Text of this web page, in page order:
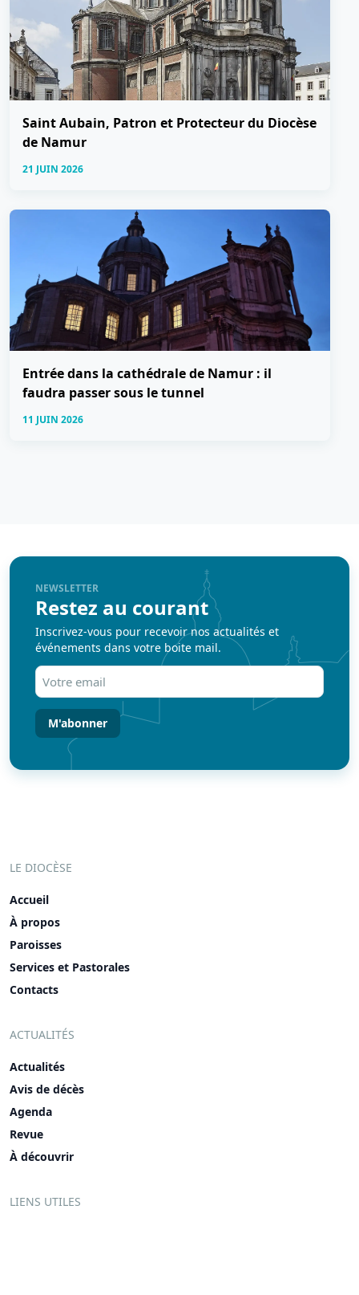
Saint Aubain, Patron et Protecteur du Diocèse
de Namur
21 JUIN 2026
Entrée dans la cathédrale de Namur : il
faudra passer sous le tunnel
11 JUIN 2026
NEWSLETTER
Restez au courant
Inscrivez-vous pour recevoir nos actualités et
événements dans votre boite mail.
Votre
email
(Nécessaire)
LE DIOCÈSE
Accueil
À propos
Paroisses
Services et Pastorales
Contacts
ACTUALITÉS
Actualités
Avis de décès
Agenda
Revue
À découvrir
LIENS UTILES